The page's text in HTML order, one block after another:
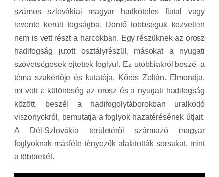
számos szlovákiai magyar hadköteles fiatal vagy
levente került fogságba. Döntő többségük közvetlen
nem is vett részt a harcokban. Egy részüknek az orosz
hadifogság jutott osztályrészül, másokat a nyugati
szövetségesek ejtettek foglyul. Ez utóbbiakról beszél a
téma szakértője és kutatója, Kőrös Zoltán. Elmondja,
mi volt a különbség az orosz és a nyugati hadifogság
között, beszél a hadifogolytáborokban uralkodó
viszonyokról, bemutatja a foglyok hazatérésének útjait.
A Dél-Szlovákia területéről származó magyar
foglyoknak másféle tényezők alakították sorsukat, mint
a többiekét.